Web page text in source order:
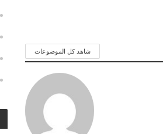
شاهد كل الموضوعات